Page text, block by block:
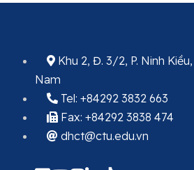
Khu 2, Đ. 3/2, P. Ninh
Nam
Tel: +84292 3832 663
Fax: +84292 3838 474
dhct@ctu.edu.vn